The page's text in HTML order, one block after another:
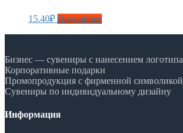
15.40₽ Подробнее
Бизнес — сувениры с нанесением логотипа
Корпоративные подарки
Промопродукция с фирменной символикой
Сувениры по индивидуальному дизайну
Информация